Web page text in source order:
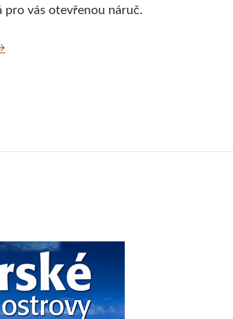
pro vás otevřenou náruč.
– milionek sem, milionek tam